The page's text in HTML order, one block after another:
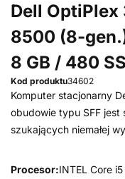
Dell OptiPlex
8500 (8-
8 GB / 480
Kod produktu34602
Komputer stacjonarny
obudowie typu SFF jest
szukających niemałej
Procesor:INTEL Core